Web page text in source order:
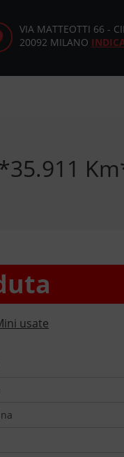
VIA MATTEOTTI 66 -
20092 MILANO
usate